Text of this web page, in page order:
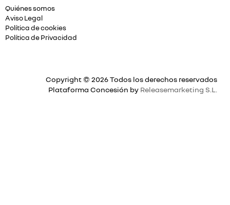
Quiénes somos
Aviso Legal
Política de cookies
Política de Privacidad
Copyright © 2026 Todos los derechos reservados
Plataforma Concesión by Releasemarketing S.L.